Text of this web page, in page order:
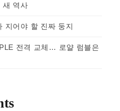
새 역사
지어야 할 진짜 둥지
전격 교체… 로얄 럼블은